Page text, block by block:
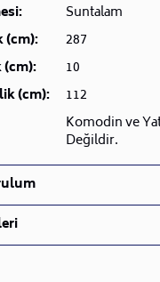
Suntalam
(cm):
287
(cm):
10
(cm):
112
Komodin ve
Değildir.
sonra en kısa